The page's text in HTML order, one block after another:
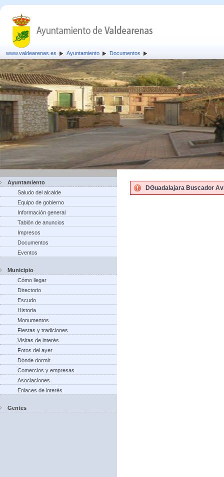
www.valdearenas.es Ayuntamiento Documentos
Ayuntamiento
Saludo del alcalde
Equipo de gobierno
Información general
Tablón de anuncios
Impresos
Documentos
Eventos
Municipio
Cómo llegar
Directorio
Escudo
Historia
Monumentos
Fiestas y tradiciones
Visitas de interés
Fotos del ayer
Dónde dormir
Comercios y empresas
Asociaciones
Enlaces de interés
Gentes
DGuadalajara Buscador